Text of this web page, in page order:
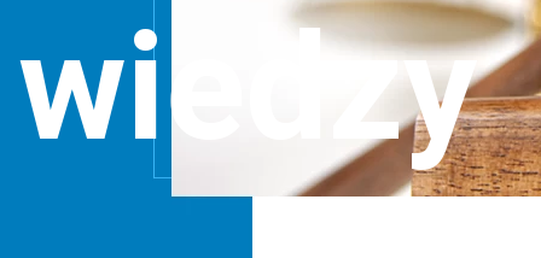
wiedzy